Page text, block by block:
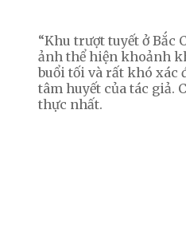
“Khu trượt tuyết ở Bắc
ảnh thể hiện khoảnh
buổi tối và rất khó xác
tâm huyết của tác giả.
thực nhất.